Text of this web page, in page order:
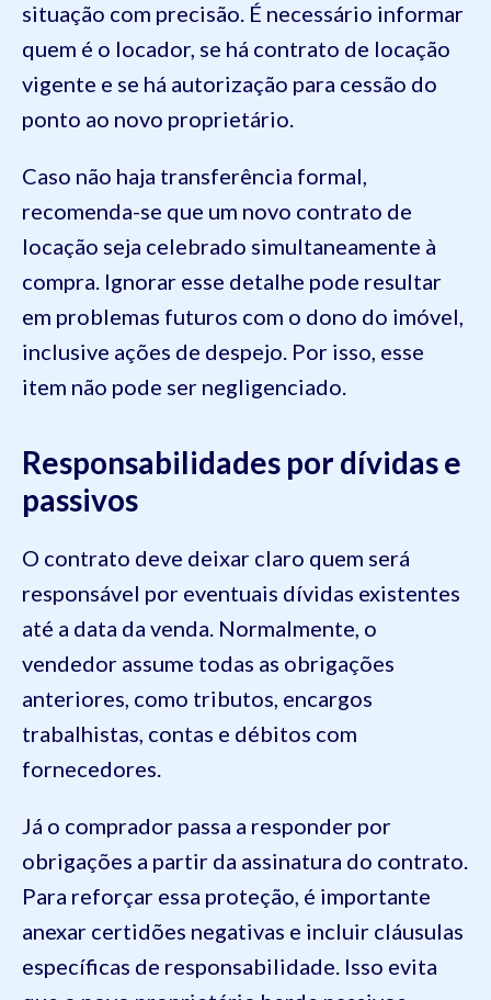
situação com precisão. É necessário informar
quem é o locador, se há contrato de locação
vigente e se há autorização para cessão do
ponto ao novo proprietário.
Caso não haja transferência formal,
recomenda-se que um novo contrato de
locação seja celebrado simultaneamente à
compra. Ignorar esse detalhe pode resultar
em problemas futuros com o dono do imóvel,
inclusive ações de despejo. Por isso, esse
item não pode ser negligenciado.
Responsabilidades por dívidas e
passivos
O contrato deve deixar claro quem será
responsável por eventuais dívidas existentes
até a data da venda. Normalmente, o
vendedor assume todas as obrigações
anteriores, como tributos, encargos
trabalhistas, contas e débitos com
fornecedores.
Já o comprador passa a responder por
obrigações a partir da assinatura do contrato.
Para reforçar essa proteção, é importante
anexar certidões negativas e incluir cláusulas
específicas de responsabilidade. Isso evita